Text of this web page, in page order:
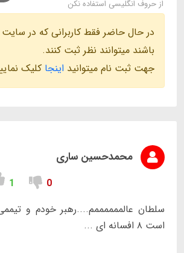
از حروف انگلیسی استفاده نکن
در حال حاضر فقط کاربرانی که در
باشند میتوانند نظر ثبت کنند.
جهت ثبت نام میتوانید اینجا کلیک
محمدحسین ساری
0
1
سلطان عالممممممم....رهبر خودم و
است ۸ افسانه ای ...